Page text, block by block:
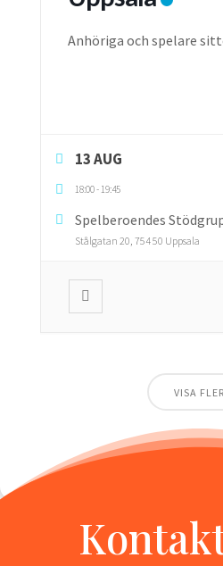
Anhöriga och spelare
13 AUG
18:00-19:45
Spelberoendes
Stålgatan 20, 754 50 Uppsala
VISA FLER